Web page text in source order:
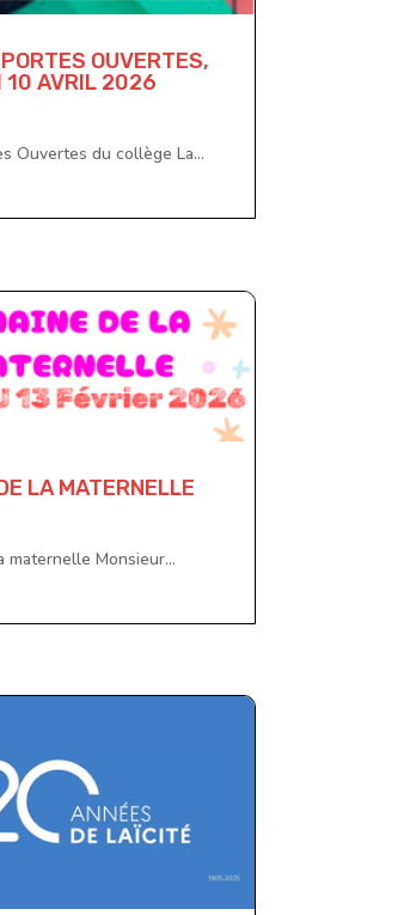
OUVERTES,
10 AVRIL 2026
Ouvertes du collège La...
LA MATERNELLE
maternelle Monsieur...